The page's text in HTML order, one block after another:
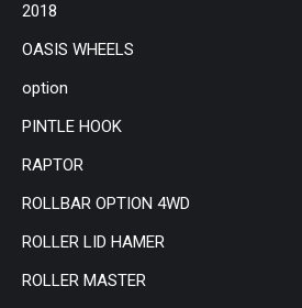
2018
OASIS WHEELS
option
PINTLE HOOK
RAPTOR
ROLLBAR OPTION 4WD
ROLLER LID HAMER
ROLLER MASTER